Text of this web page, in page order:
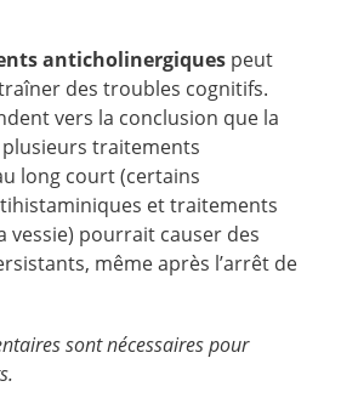
anticholinergiques peut
des troubles cognitifs.
vers la conclusion que la
traitements
long court (certains
et traitements
pourrait causer des
même après l’arrêt de
sont nécessaires pour